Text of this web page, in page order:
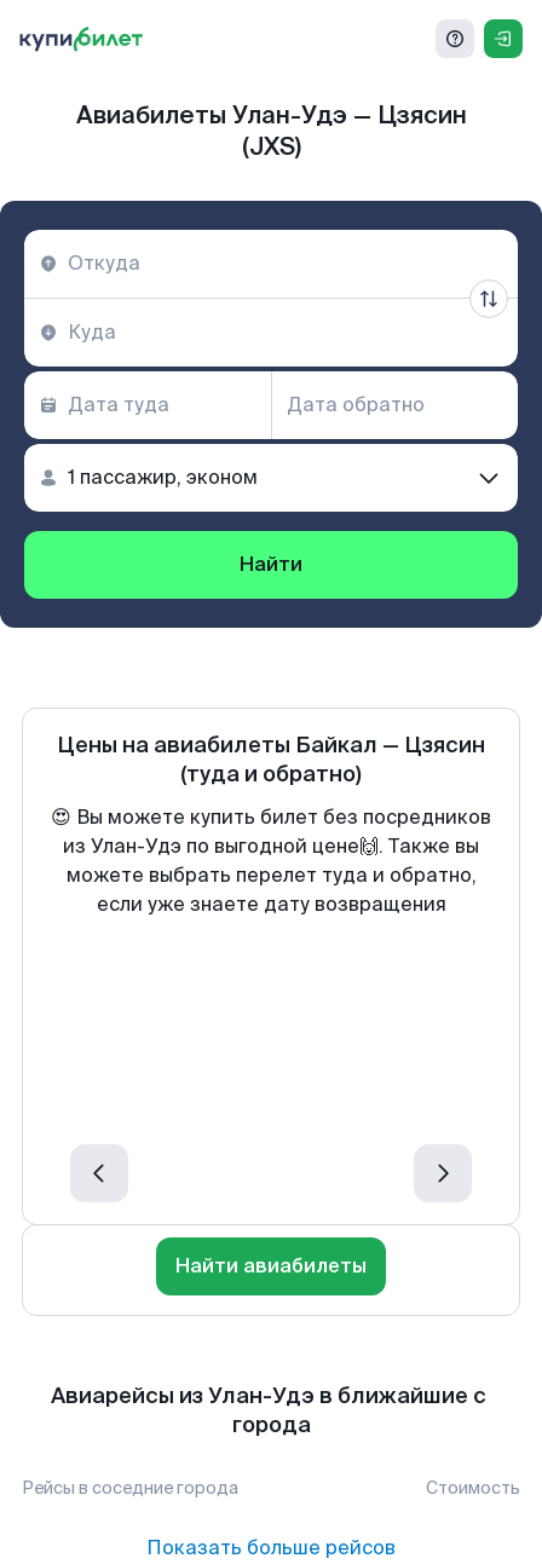
Авиабилеты Улан-Удэ — Цзясин
(JXS)
Найти
Цены на авиабилеты Байкал — Цзясин
(туда и обратно)
😍 Вы можете купить билет без посредников
из Улан-Удэ по выгодной цене🙌. Также вы
можете выбрать перелет туда и обратно,
если уже знаете дату возвращения
Найти авиабилеты
Авиарейсы из Улан-Удэ в ближайшие с
города
Рейсы в соседние города Стоимость
Показать больше рейсов